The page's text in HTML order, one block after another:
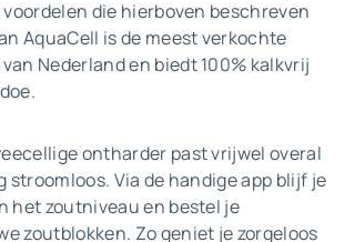
die hierboven beschreven
AquaCell is de meest verkochte
Nederland en biedt 100% kalkvrij
ontharder past vrijwel overal
stroomloos. Via de handige app blijf je
het zoutniveau en bestel je
zoutblokken. Zo geniet je zorgeloos